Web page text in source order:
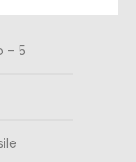
– 5